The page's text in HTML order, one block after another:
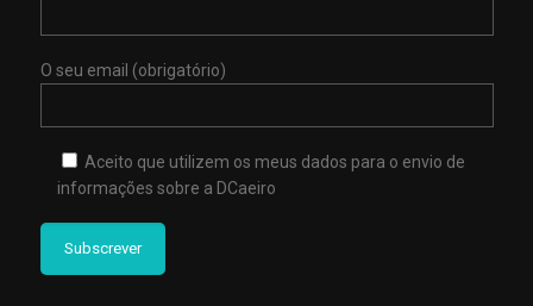
O seu email (obrigatório)
Aceito que utilizem os meus dados para o envio de
informações sobre a DCaeiro